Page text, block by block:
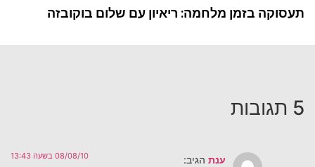
תעסוקה בזמן מלחמה: ריאיון עם שלום בוקובזה
5 תגובות
ענת הגיב: 08/08/10 בשעה 13:43